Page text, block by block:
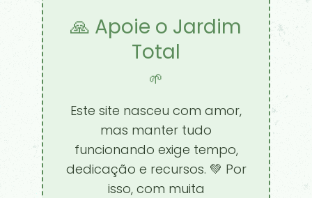
🙏 Apoie o Jardim
Total
🌱
Este site nasceu com amor,
mas manter tudo
funcionando exige tempo,
dedicação e recursos. 💚 Por
isso, com muita